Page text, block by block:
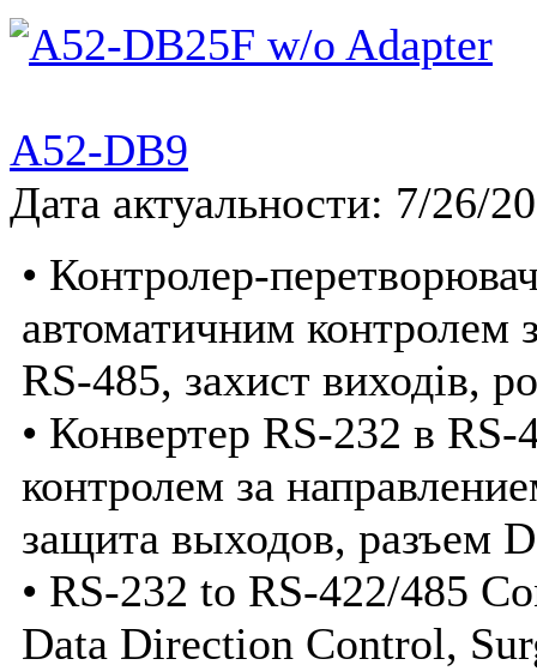
A52-DB9
Дата актуальности: 7/26/
• Контролер-
автоматичним контролем
RS-485, захист виходів,
• Конвертер RS-232 в
контролем за
защита выходов, разъем
• RS-232 to RS-422/485
Data Direction Control,